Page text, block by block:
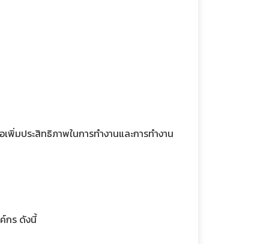
มประสิทธิภาพในการทำงานและการทำงาน
กร ดังนี้